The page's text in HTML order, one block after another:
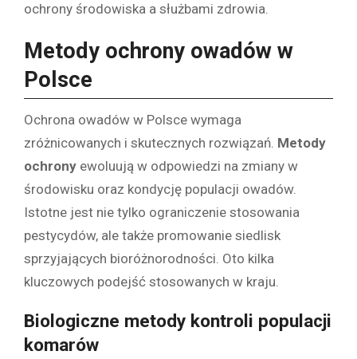
ochrony środowiska a służbami zdrowia.
Metody ochrony owadów w
Polsce
Ochrona owadów w Polsce wymaga
zróżnicowanych i skutecznych rozwiązań. Metody
ochrony ewoluują w odpowiedzi na zmiany w
środowisku oraz kondycję populacji owadów.
Istotne jest nie tylko ograniczenie stosowania
pestycydów, ale także promowanie siedlisk
sprzyjających bioróżnorodności. Oto kilka
kluczowych podejść stosowanych w kraju.
Biologiczne metody kontroli populacji
komarów